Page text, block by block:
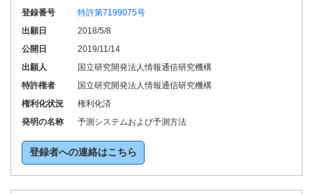
登録番号
特許第7199075号
出願日
2018/5/8
公開日
2019/11/14
出願人
国立研究開発法人情報通信研究機構
特許権者
国立研究開発法人情報通信研究機構
権利化状況
権利化済
発明の名称
予測システムおよび予測方法
登録者への連絡はこちら